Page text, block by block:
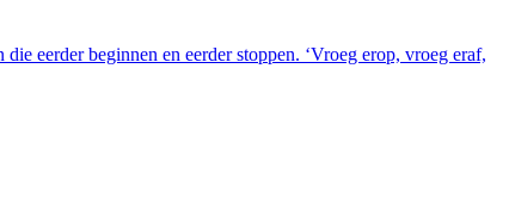
eerder beginnen en eerder stoppen. ‘Vroeg erop, vroeg eraf,